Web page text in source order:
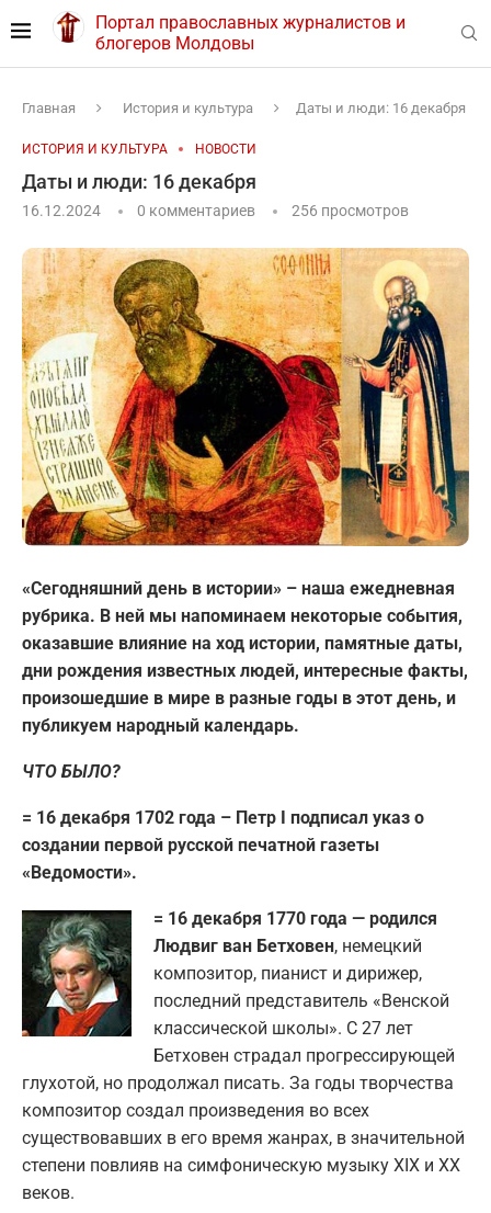
Портал православных журналистов и
блогеров Молдовы
Главная История и культура Даты и люди: 16 декабря
ИСТОРИЯ И КУЛЬТУРА НОВОСТИ
Даты и люди: 16 декабря
16.12.2024 0 комментариев 256 просмотров
«Сегодняшний день в истории» – наша ежедневная
рубрика. В ней мы напоминаем некоторые события,
оказавшие влияние на ход истории, памятные даты,
дни рождения известных людей, интересные факты,
произошедшие в мире в разные годы в этот день, и
публикуем народный календарь.
ЧТО БЫЛО?
= 16 декабря 1702 года – Петр I подписал указ о
создании первой русской печатной газеты
«Ведомости».
= 16 декабря 1770 года — родился
Людвиг ван Бетховен, немецкий
композитор, пианист и дирижер,
последний представитель «Венской
классической школы». С 27 лет
Бетховен страдал прогрессирующей
глухотой, но продолжал писать. За годы творчества
композитор создал произведения во всех
существовавших в его время жанрах, в значительной
степени повлияв на симфоническую музыку XIX и XX
веков.